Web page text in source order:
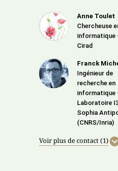
Anne Toulet
Chercheuse
informatique
Cirad
Franck
Ingénieur de
recherche en
informatique
Laboratoire
Sophia
(CNRS/Inria)
Voir plus de contact (1)